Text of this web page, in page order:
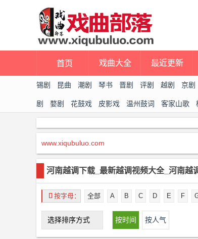
首页 戏曲大全 最近更新
锡剧 昆曲 潮剧 琴书 晋剧 评剧 越剧 京剧
剧 婺剧 花鼓戏 皮影戏 温州鼓词 客家山歌
www.xiqubuluo.com
河南越调下载_最新越调视频大全_河南越
󰃋 按字母： 全部 A B C D E F
选择排序方式 按时间 按人气